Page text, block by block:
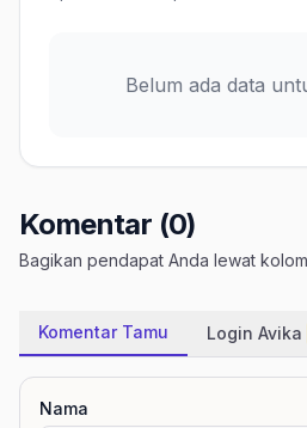
Belum ada data
Komentar (0)
Bagikan pendapat Anda lewat
Komentar Tamu Login Avika
Nama